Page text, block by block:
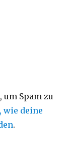
um Spam zu
wie deine
.